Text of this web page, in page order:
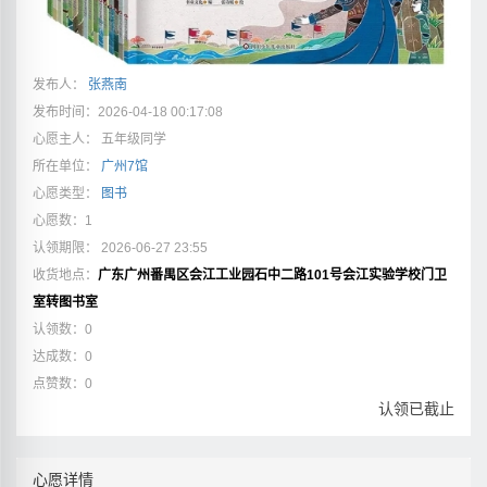
发布人： 张燕南
发布时间：2026-04-18 00:17:08
心愿主人： 五年级同学
所在单位：
广州7馆
心愿类型： 图书
心愿数：1
认领期限： 2026-06-27 23:55
收货地点： 广东广州番禺区会江工业园石中二路101号会江实验学校门卫
室转图书室
认领数：0
达成数：0
点赞数：0
认领已截止
心愿详情